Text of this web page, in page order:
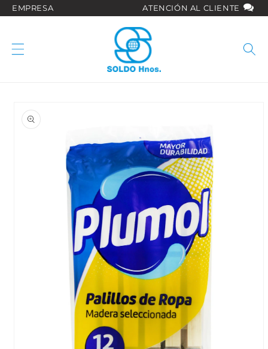
directamente
EMPRESA ATENCIÓN AL CLIENTE
información